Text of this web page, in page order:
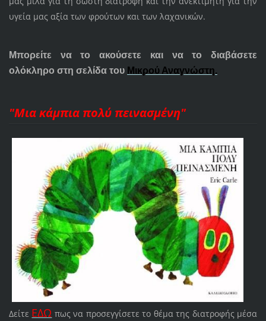
υγεία μας αξία των φρούτων και των λαχανικών.
Μπορείτε να το ακούσετε και να το διαβάσετε
ολόκληρο στη σελίδα του Μικρού Αναγνώστη.
"Μια κάμπια πολύ πεινασμένη"
Δείτε ΕΔΩ πως να προσεγγίσετε το θέμα της διατροφής μέσα